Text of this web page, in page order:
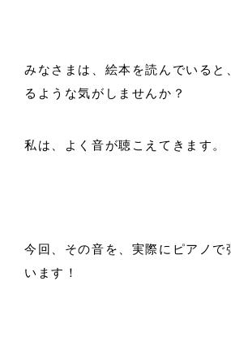
みなさまは、絵本を読んでいると
るような気がしませんか？
私は、よく音が聴こえてきます。
今回、その音を、実際にピアノで
います！